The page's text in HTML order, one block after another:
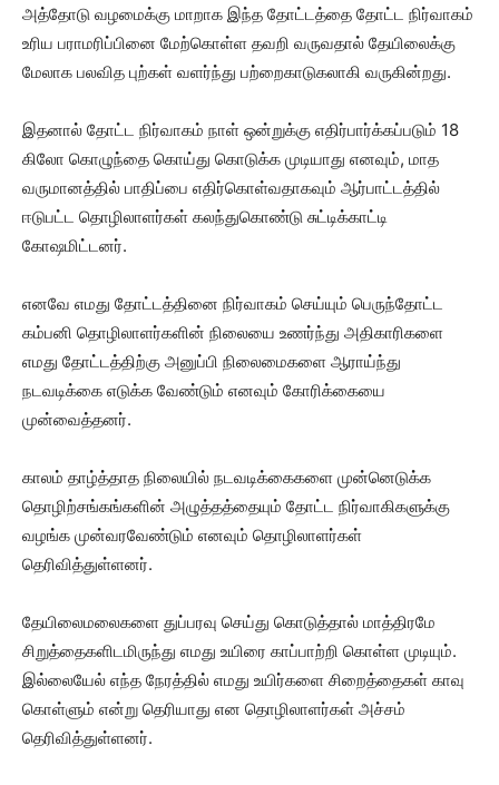
அத்தோடு வழமைக்கு மாறாக இந்த தோட்டத்தை தோட்ட நிர்வாகம்
உரிய பராமரிப்பினை மேற்கொள்ள தவறி வருவதால் தேயிலைக்கு
மேலாக பலவித புற்கள் வளர்ந்து பற்றைகாடுகலாகி வருகின்றது.
இதனால் தோட்ட நிர்வாகம் நாள் ஒன்றுக்கு எதிர்பார்க்கப்படும் 18
கிலோ கொழுந்தை கொய்து கொடுக்க முடியாது எனவும், மாத
வருமானத்தில் பாதிப்பை எதிர்கொள்வதாகவும் ஆர்பாட்டத்தில்
ஈடுபட்ட தொழிலாளர்கள் கலந்துகொண்டு சுட்டிக்காட்டி
கோஷமிட்டனர்.
எனவே எமது தோட்டத்தினை நிர்வாகம் செய்யும் பெருந்தோட்ட
கம்பனி தொழிலாளர்களின் நிலையை உணர்ந்து அதிகாரிகளை
எமது தோட்டத்திற்கு அனுப்பி நிலைமைகளை ஆராய்ந்து
நடவடிக்கை எடுக்க வேண்டும் எனவும் கோரிக்கையை
முன்வைத்தனர்.
காலம் தாழ்த்தாத நிலையில் நடவடிக்கைகளை முன்னெடுக்க
தொழிற்சங்கங்களின் அழுத்தத்தையும் தோட்ட நிர்வாகிகளுக்கு
வழங்க முன்வரவேண்டும் எனவும் தொழிலாளர்கள்
தெரிவித்துள்ளனர்.
தேயிலைமலைகளை துப்பரவு செய்து கொடுத்தால் மாத்திரமே
சிறுத்தைகளிடமிருந்து எமது உயிரை காப்பாற்றி கொள்ள முடியும்.
இல்லையேல் எந்த நேரத்தில் எமது உயிர்களை சிறைத்தைகள் காவு
கொள்ளும் என்று தெரியாது என தொழிலாளர்கள் அச்சம்
தெரிவித்துள்ளனர்.